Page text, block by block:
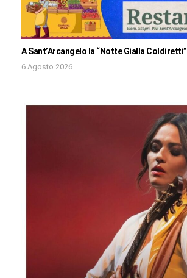
A Sant’Arcangelo la “Notte Gialla Coldiretti”
6 Agosto 2026